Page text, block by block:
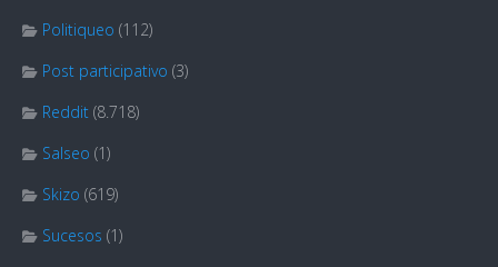
Politiqueo (112)
Post participativo (3)
Reddit (8.718)
Salseo (1)
Skizo (619)
Sucesos (1)